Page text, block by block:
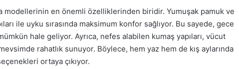
modellerinin en önemli özelliklerinden biridir. Yumuşak pamuk ve
ile uyku sırasında maksimum konfor sağlıyor. Bu sayede, gece
hale geliyor. Ayrıca, nefes alabilen kumaş yapıları, vücut
rahatlık sunuyor. Böylece, hem yaz hem de kış aylarında
ortaya çıkıyor.